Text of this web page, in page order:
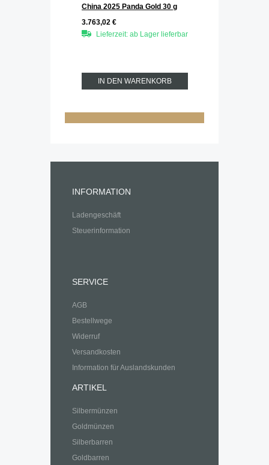
China 2025 Panda Gold 30 g
3.763,02 €
Lieferzeit: ab Lager lieferbar
IN DEN WARENKORB
INFORMATION
Ladengeschäft
Steuerinformation
SERVICE
AGB
Bestellwege
Widerruf
Versandkosten
Information für Auslandskunden
ARTIKEL
Silbermünzen
Goldmünzen
Silberbarren
Goldbarren